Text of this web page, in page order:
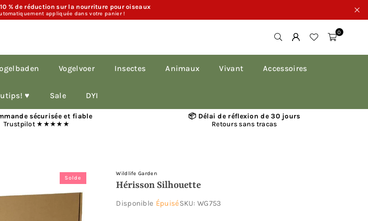
% de réduction sur la nourriture pour oiseaux
appliquée dans votre panier !
0
Vogelvoer Insectes Animaux Vivant Accessoires
♥︎ Sale DYI
sécurisée et fiable
Trustpilot ★★★★★
📦 Délai de réflexion de 30 jours
Retours sans tracas
Solde
Wildlife Garden
Hérisson Silhouette
Disponible ÉpuiséSKU:WG753